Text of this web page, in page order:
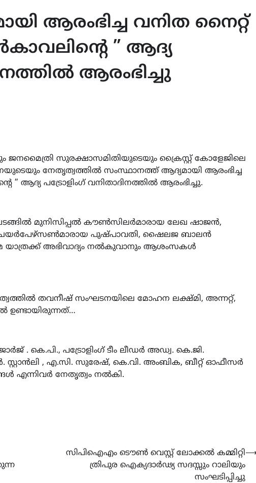
ആരംഭിച്ച വനിത നൈറ്റ്
” ആദ്യ
ആരംഭിച്ചു
ജനമൈത്രി സുരക്ഷാസമിതിയുടെയും ക്രൈസ്റ്റ് കോളേജിലെ
നേതൃത്വത്തിൽ സംസ്ഥാനത്ത് ആദ്യമായി ആരംഭിച്ച
” ആദ്യ പട്രോളിംഗ് വനിതാദിനത്തിൽ ആരംഭിച്ചു.
ചടങ്ങിൽ മുനിസിപ്പൽ കൗൺസിലർമാരായ ലേഖ ഷാജൻ,
ചെയർപേഴ്സൺമാരായ പുഷ്പാവതി, ഷൈലജ ബാലൻ
യാത്രക്ക് അഭിവാദ്യം നൽകുവാനും ആശംസകൾ
തവനീഷ് സംഘടനയിലെ മോഹന ലക്ഷ്മി, അന്നറ്റ്,
ഉണ്ടായിരുന്നത്…
കെ.പി., പട്രോളിംഗ് ടീം ലീഡർ അഡ്വ. കെ.ജി.
, എ.സി. സുരേഷ്, കെ.വി. അംബിക, ബീറ്റ് ഓഫീസർ
എന്നിവർ നേതൃത്വം നൽകി.
സിപിഐഎം ടൌൺ വെസ്റ്റ് ലോക്കൽ കമ്മിറ്റി
ത്രിപുര ഐക്യദാർഢ്യ സദസ്സും റാലിയും
സംഘടിപ്പിച്ചു